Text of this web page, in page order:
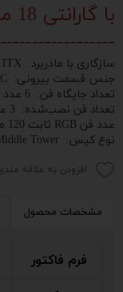
با گارانتی 18 ماهه سایبر
سازگاری با مادربرد: ATX / Micro ATX / Mini ITX
جنس قسمت بیرونی: SPCC، پلاستیک ABS و شیشه حرارت دیده
تعداد جایگاه‌ فن: 6 عدد
عدد فن RGB ثابت 120 میلی متری در پشت
نوع کیس: Middle Tower
افزودن به علاقه
مشخصات محصول
فرم فاکتور